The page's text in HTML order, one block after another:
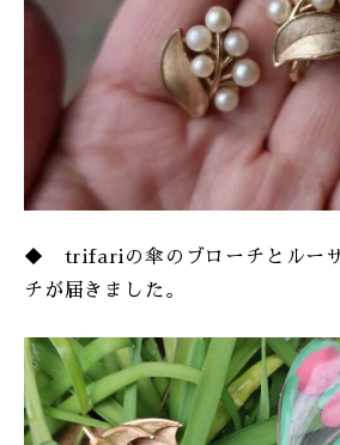
◆ trifariの傘のブローチとルーサ
チが届きました。